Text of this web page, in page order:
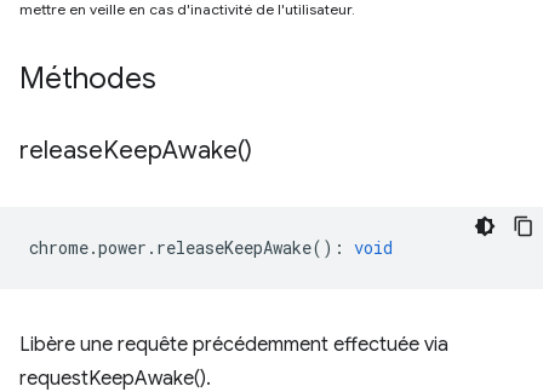
mettre en veille en cas d'inactivité de l'utilisateur.
Méthodes
releaseKeepAwake()
chrome.power . releaseKeepAwake() : void
Libère une requête précédemment effectuée via
requestKeepAwake().